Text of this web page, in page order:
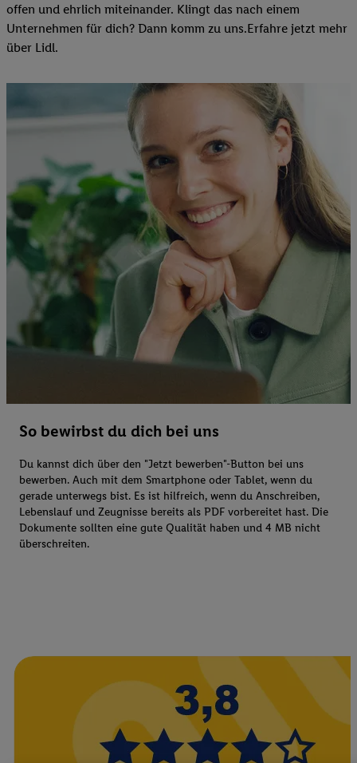
offen und ehrlich miteinander. Klingt das nach einem
Unternehmen für dich? Dann komm zu uns.​Erfahre jetzt mehr
über Lidl.
So bewirbst du dich bei uns
Du kannst dich über den "Jetzt bewerben"-Button bei uns
bewerben. Auch mit dem Smartphone oder Tablet, wenn du
gerade unterwegs bist. Es ist hilfreich, wenn du Anschreiben,
Lebenslauf und Zeugnisse bereits als PDF vorbereitet hast. Die
Dokumente sollten eine gute Qualität haben und 4 MB nicht
überschreiten.